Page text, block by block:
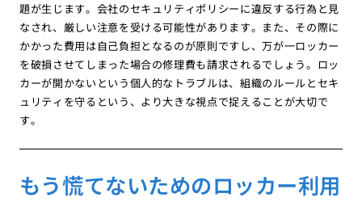
題が生じます。会社のセキュリティポリシーに違反する行為と見
なされ、厳しい注意を受ける可能性があります。また、その際に
かかった費用は自己負担となるのが原則ですし、万が一ロッカー
を破損させてしまった場合の修理費も請求されるでしょう。ロッ
カーが開かないという個人的なトラブルは、組織のルールとセキ
ュリティを守るという、より大きな視点で捉えることが大切で
す。
もう慌てないためのロッカー利用